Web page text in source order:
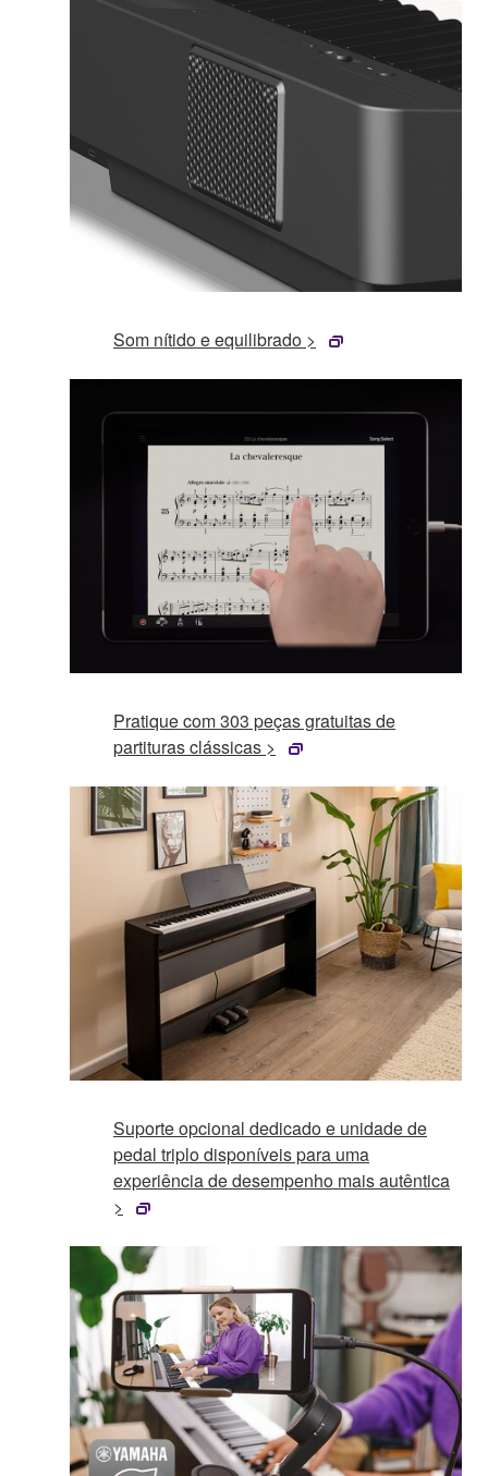
Som nítido e equilibrado >
Pratique com 303 peças gratuitas de
partituras clássicas >
Suporte opcional dedicado e unidade de
pedal triplo disponíveis para uma
experiência de desempenho mais autêntica
>